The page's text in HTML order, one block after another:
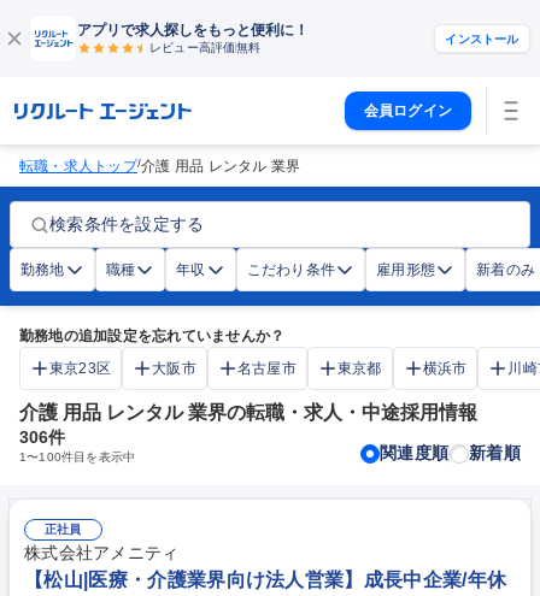
アプリで求人探しをもっと便利に！
レビュー高評価無料
インストール
会員ログイン
転職・求人トップ/介護 用品 レンタル 業界
検索条件を設定する
勤務地 職種 年収 こだわり条件 雇用形態 新着のみ
勤務地の追加設定を忘れていませんか？
東京23区
大阪市 名古屋市 東京都 横浜市 川
介護 用品 レンタル 業界の転職・求人・中途採用情報
306件
1〜100件目を表示中 関連度順 新着順
正社員
株式会社アメニティ
【松山|医療・介護業界向け法人営業】成長中企業/年休